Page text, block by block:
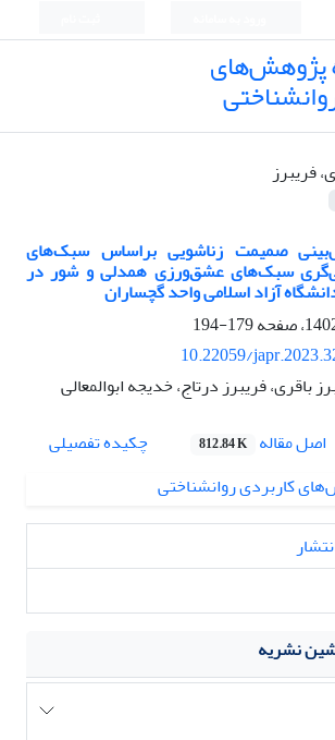
پژوهش‌های
فریبرز
صمیمت زناشویی براساس سبک‌های
سبک‌های عشق‌ورزی همدلی و شور در
آزاد اسلامی واحد گچساران
179-194
10.22059/
باقری، فریبرز درتاج، خدیجه ابوالمعالی
اصل مقاله 812.84 K چکیده تفصیلی
نشریه